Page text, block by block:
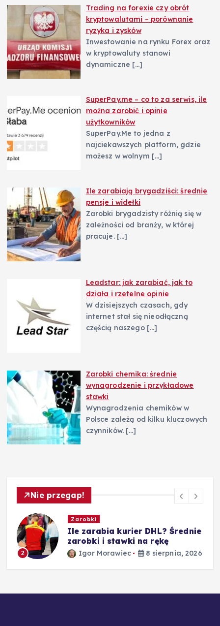
Trading na forexie czy obrót
kryptowalutami – porównanie
ryzyka i zysków
Inwestowanie na rynku Forex oraz
w kryptowaluty stanowi
dynamiczne […]
SuperPay.me – co to za serwis, ile
można zarobić i opinie
użytkowników
SuperPay.Me to jedna z
najciekawszych platform, gdzie
możesz w wolnym […]
Ile zarabiają brygadziści: średnie
pensje i widełki
Zarobki brygadzisty różnią się w
zależności od branży, w której
pracuje. […]
Leadstar: jak zarabiać, jak to
działa i rzetelne opinie
W dzisiejszych czasach, gdy
internet stał się nieodłączną
częścią naszego […]
Zarobki chemika: średnie
wynagrodzenie i przykładowe
stawki
Wynagrodzenia chemików w
Polsce zależą od kilku kluczowych
czynników. […]
Nie przegap!
2
Zarobki
Ile zarabia kurier DHL? Średnie
zarobki i stawki na rękę
Igor Morawiec 8 sierpnia, 2026